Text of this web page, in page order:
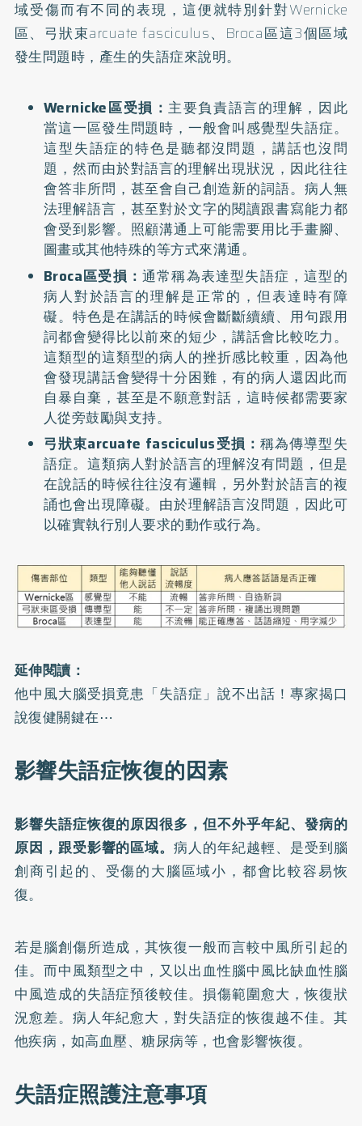
域受傷而有不同的表現，這便就特別針對Wernicke
區、弓狀束arcuate fasciculus、Broca區這3個區域
發生問題時，產生的失語症來說明。
Wernicke區受損：主要負責語言的理解，因此
當這一區發生問題時，一般會叫感覺型失語症。
這型失語症的特色是聽都沒問題，講話也沒問
題，然而由於對語言的理解出現狀況，因此往往
會答非所問，甚至會自己創造新的詞語。病人無
法理解語言，甚至對於文字的閱讀跟書寫能力都
會受到影響。照顧溝通上可能需要用比手畫腳、
圖畫或其他特殊的等方式來溝通。
Broca區受損： 通常稱為表達型失語症，這型的
病人對於語言的理解是正常的，但表達時有障
礙。特色是在講話的時候會斷斷續續、用句跟用
詞都會變得比以前來的短少，講話會比較吃力。
這類型的這類型的病人的挫折感比較重，因為他
會發現講話會變得十分困難，有的病人還因此而
自暴自棄，甚至是不願意對話，這時候都需要家
人從旁鼓勵與支持。
弓狀束arcuate fasciculus受損： 稱為傳導型失
語症。這類病人對於語言的理解沒有問題，但是
在說話的時候往往沒有邏輯，另外對於語言的複
誦也會出現障礙。由於理解語言沒問題，因此可
以確實執行別人要求的動作或行為。
延伸閱讀：
他中風大腦受損竟患「失語症」說不出話！專家揭口
說復健關鍵在⋯
影響失語症恢復的因素
影響失語症恢復的原因很多，但不外乎年紀、發病的
原因，跟受影響的區域。病人的年紀越輕、是受到腦
創商引起的、受傷的大腦區域小，都會比較容易恢
復。
若是腦創傷所造成，其恢復一般而言較中風所引起的
佳。而中風類型之中，又以出血性腦中風比缺血性腦
中風造成的失語症預後較佳。損傷範圍愈大，恢復狀
況愈差。病人年紀愈大，對失語症的恢復越不佳。其
他疾病，如高血壓、糖尿病等，也會影響恢復。
失語症照護注意事項